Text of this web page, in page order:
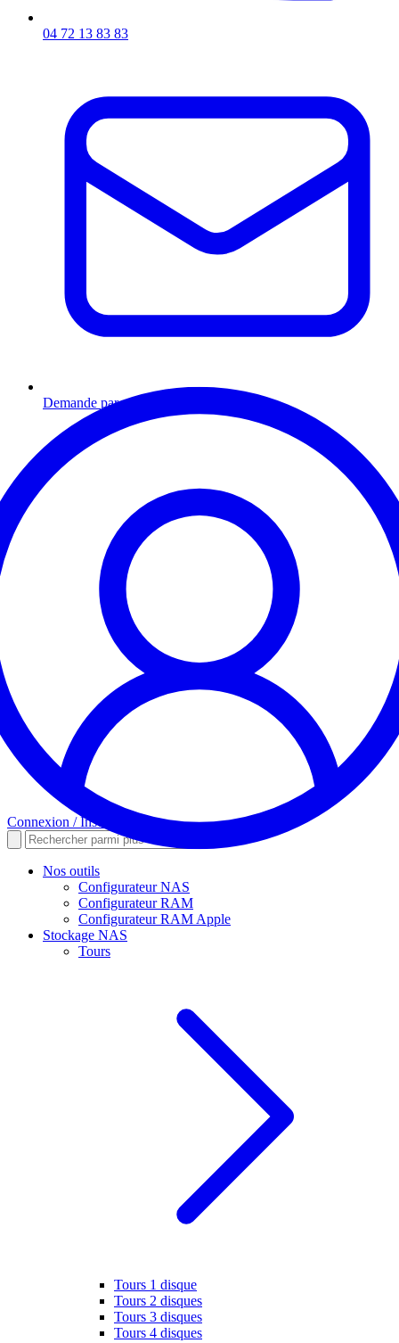
04 72 13 83 83
Demande par email
Connexion / Inscription
Nos outils
Configurateur NAS
Configurateur RAM
Configurateur RAM Apple
Stockage NAS
Tours
Tours 1 disque
Tours 2 disques
Tours 3 disques
Tours 4 disques